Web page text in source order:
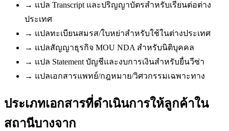
→ แปล Transcript และปริญญาบัตรสำหรับเรียนต่อต่าง
ประเทศ
→ แปลทะเบียนสมรส/ใบหย่าสำหรับใช้ในต่างประเทศ
→ แปลสัญญาธุรกิจ MOU NDA สำหรับนิติบุคคล
→ แปล Statement บัญชีและงบการเงินสำหรับยื่นวีซ่า
→ แปลเอกสารแพทย์/กฎหมาย/วิศวกรรมเฉพาะทาง
ประเภทเอกสารที่ดำเนินการให้ลูกค้าใน
สถานีบางจาก